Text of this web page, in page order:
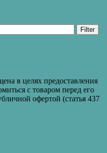
Filter
в целях предоставления
с товаром перед его
офертой (статья 437